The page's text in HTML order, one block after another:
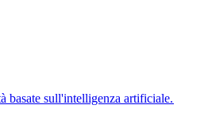
basate sull'intelligenza artificiale.​​